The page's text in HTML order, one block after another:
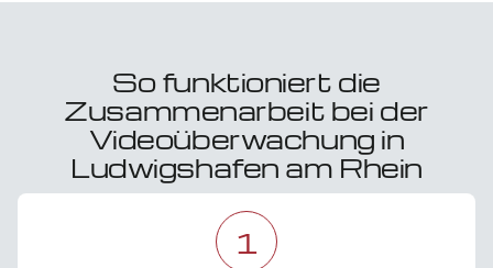
So funktioniert die
Zusammenarbeit bei der
Videoüberwachung in
Ludwigshafen am Rhein
1